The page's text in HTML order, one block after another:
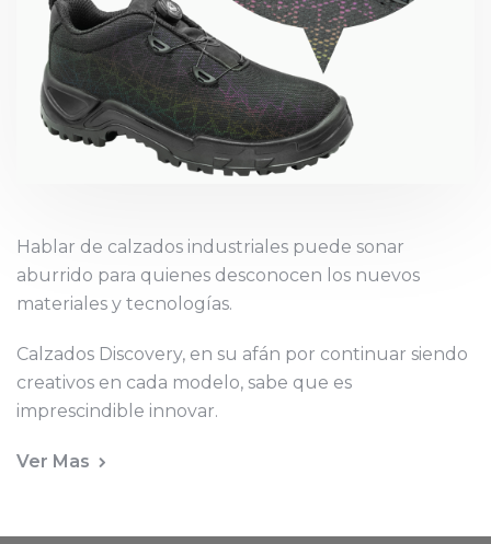
Hablar de calzados industriales puede sonar
aburrido para quienes desconocen los nuevos
materiales y tecnologías.
Calzados Discovery, en su afán por continuar siendo
creativos en cada modelo, sabe que es
imprescindible innovar.
Ver Mas